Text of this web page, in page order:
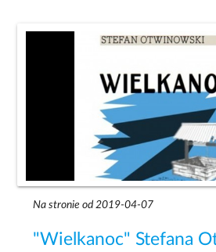
Na stronie od 2019-04-07
"Wielkanoc" Stefana